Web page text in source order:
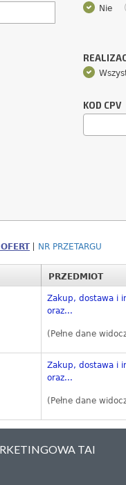
Nie
KOD CPV
NR PRZETARGU
PRZEDMIOT
Zakup, dostawa i
oraz...
(Pełne dane
Zakup, dostawa i
oraz...
(Pełne dane
TAI